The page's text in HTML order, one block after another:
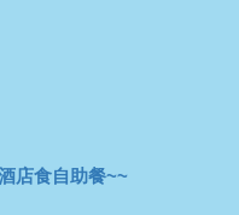
店食自助餐~~